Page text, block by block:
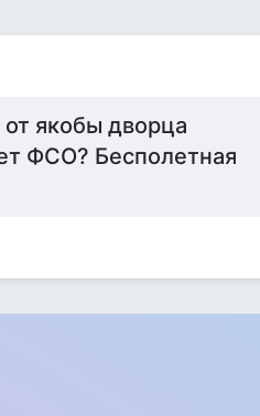
якобы дворца
ФСО? Бесполетная